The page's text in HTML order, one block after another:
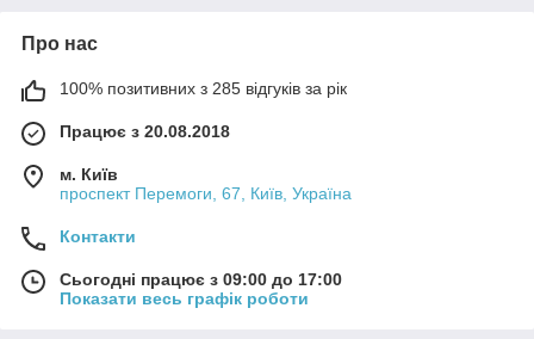
Про нас
100% позитивних з 285 відгуків за рік
Працює з 20.08.2018
м. Київ
проспект Перемоги, 67, Київ, Україна
Контакти
Сьогодні працює з 09:00 до 17:00
Показати весь графік роботи